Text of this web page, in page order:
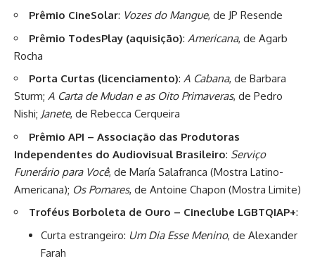
Prêmio CineSolar: Vozes do Mangue, de JP Resende
Prêmio TodesPlay (aquisição): Americana, de Agarb
Rocha
Porta Curtas (licenciamento): A Cabana, de Barbara
Sturm; A Carta de Mudan e as Oito Primaveras, de Pedro
Nishi; Janete, de Rebecca Cerqueira
Prêmio API – Associação das Produtoras
Independentes do Audiovisual Brasileiro: Serviço
Funerário para Você, de María Salafranca (Mostra Latino-
Americana); Os Pomares, de Antoine Chapon (Mostra Limite)
Troféus Borboleta de Ouro – Cineclube LGBTQIAP+:
Curta estrangeiro: Um Dia Esse Menino, de Alexander
Farah